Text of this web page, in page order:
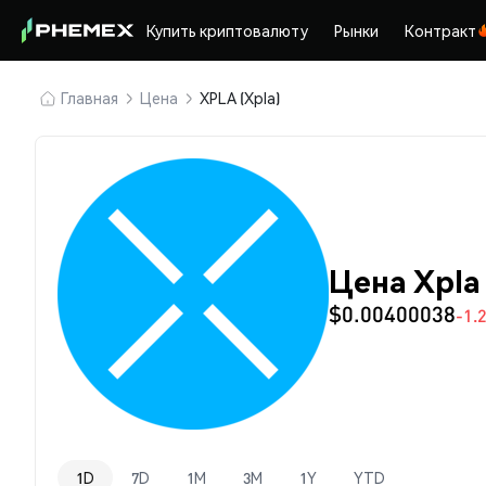
Купить криптовалюту Рынки Контракт
Главная Цена XPLA (Xpla)
Цена Xpla
$0.00400038-
1D 7D 1M 3M 1Y YTD